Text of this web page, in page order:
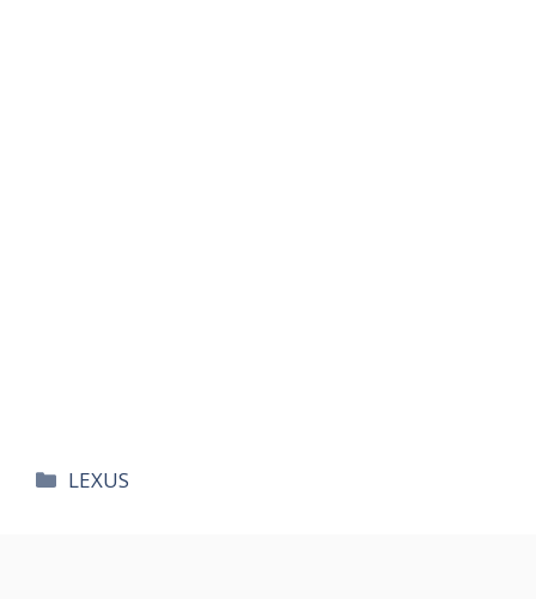
카
LEXUS